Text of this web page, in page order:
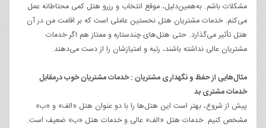
مشکلات باشم. به‌همین‌دلیل، موقع انتخاب و رزرو هتل کمی محتاطانه عمل
می‌کنم. خدمات مشتریان هتل نخستین عاملی است که بر اقامت من در آن
هتل تأثیر می‌گذارد. حتی هتل‌های چندستاره و ممتاز هم اگر خدمات
مشتریان عالی نداشته باشند، رتبه و امتیازشان را از دست می‌دهند.
مثال‌هایی از حفظ و نگهداری مشتریان : خدمات مشتریان خوب درمقابل
خدمات مشتری بد
پیش از شروع، بهتر است این هتل‌ها را با دو عنوان هتل «الف» و «ب»
مشخص کنیم. خدمات هتل «الف» عالی و خدمات هتل «ب» ضعیف است.